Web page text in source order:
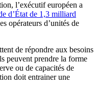
l’exécutif européen a
d’État de 1,3 milliard
opérateurs d’unités de
de répondre aux besoins
peuvent prendre la forme
ou de capacités de
doit entrainer une